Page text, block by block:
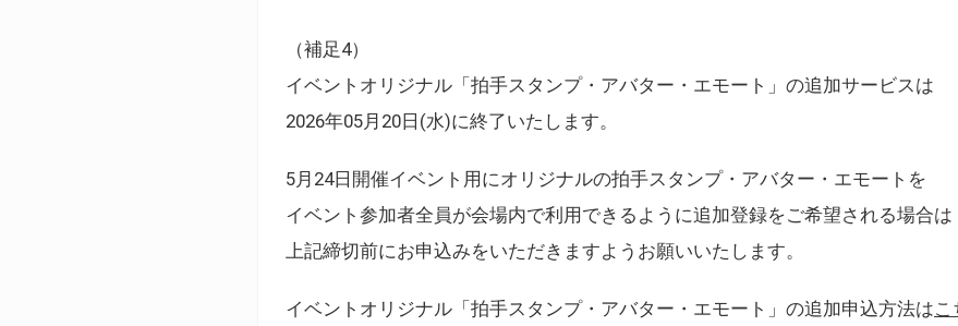
（補足4）
イベントオリジナル「拍手スタンプ・アバター・エモート」の追加サービスは
2026年05月20日(水)に終了いたします。
5月24日開催イベント用にオリジナルの拍手スタンプ・アバター・エモートを
イベント参加者全員が会場内で利用できるように追加登録をご希望される場合は
上記締切前にお申込みをいただきますようお願いいたします。
イベントオリジナル「拍手スタンプ・アバター・エモート」の追加申込方法はこ